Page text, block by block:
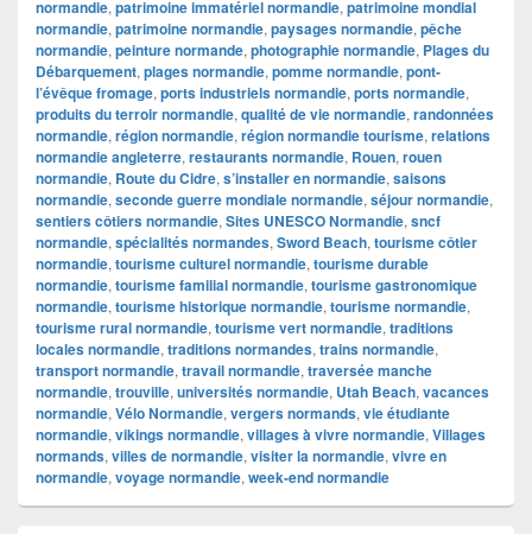
normandie, patrimoine immatériel normandie, patrimoine mondial
normandie, patrimoine normandie, paysages normandie, pêche
normandie, peinture normande, photographie normandie, Plages du
Débarquement, plages normandie, pomme normandie, pont-
l’évêque fromage, ports industriels normandie, ports normandie,
produits du terroir normandie, qualité de vie normandie, randonnées
normandie, région normandie, région normandie tourisme, relations
normandie angleterre, restaurants normandie, Rouen, rouen
normandie, Route du Cidre, s’installer en normandie, saisons
normandie, seconde guerre mondiale normandie, séjour normandie,
sentiers côtiers normandie, Sites UNESCO Normandie, sncf
normandie, spécialités normandes, Sword Beach, tourisme côtier
normandie, tourisme culturel normandie, tourisme durable
normandie, tourisme familial normandie, tourisme gastronomique
normandie, tourisme historique normandie, tourisme normandie,
tourisme rural normandie, tourisme vert normandie, traditions
locales normandie, traditions normandes, trains normandie,
transport normandie, travail normandie, traversée manche
normandie, trouville, universités normandie, Utah Beach, vacances
normandie, Vélo Normandie, vergers normands, vie étudiante
normandie, vikings normandie, villages à vivre normandie, Villages
normands, villes de normandie, visiter la normandie, vivre en
normandie, voyage normandie, week-end normandie